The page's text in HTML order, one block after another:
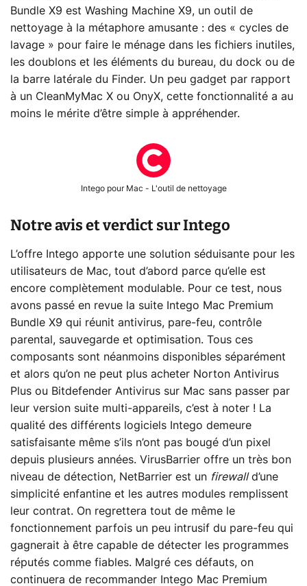
Bundle X9 est Washing Machine X9, un outil de
nettoyage à la métaphore amusante : des « cycles de
lavage » pour faire le ménage dans les fichiers inutiles,
les doublons et les éléments du bureau, du dock ou de
la barre latérale du Finder. Un peu gadget par rapport
à un CleanMyMac X ou OnyX, cette fonctionnalité a au
moins le mérite d’être simple à appréhender.
Intego pour Mac - L'outil de nettoyage
Notre avis et verdict sur Intego
L’offre Intego apporte une solution séduisante pour les
utilisateurs de Mac, tout d’abord parce qu’elle est
encore complètement modulable. Pour ce test, nous
avons passé en revue la suite Intego Mac Premium
Bundle X9 qui réunit antivirus, pare-feu, contrôle
parental, sauvegarde et optimisation. Tous ces
composants sont néanmoins disponibles séparément
et alors qu’on ne peut plus acheter Norton Antivirus
Plus ou Bitdefender Antivirus sur Mac sans passer par
leur version suite multi-appareils, c’est à noter ! La
qualité des différents logiciels Intego demeure
satisfaisante même s’ils n’ont pas bougé d’un pixel
depuis plusieurs années. VirusBarrier offre un très bon
niveau de détection, NetBarrier est un firewalld’une
simplicité enfantine et les autres modules remplissent
leur contrat. On regrettera tout de même le
fonctionnement parfois un peu intrusif du pare-feu qui
gagnerait à être capable de détecter les programmes
réputés comme fiables. Malgré ces défauts, on
continuera de recommander Intego Mac Premium